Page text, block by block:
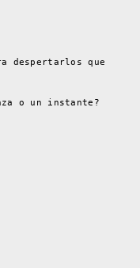
despertarlos que
o un instante?